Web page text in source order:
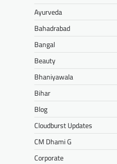
Ayurveda
Bahadrabad
Bangal
Beauty
Bhaniyawala
Bihar
Blog
Cloudburst Updates
CM Dhami G
Corporate